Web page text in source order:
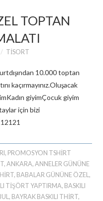
TOPTAN
TISORT
10.000 toptan
kaçırmayınız.Oluşacak
giyimÇocuk giyim
için bizi
, PROMOSYON TSHIRT
, ANKARA, ANNELER GÜNÜNE
, BABALAR GÜNÜNE ÖZEL,
TIŞÖRT YAPTIRMA, BASKILI
, BAYRAK BASKILI THIRT,